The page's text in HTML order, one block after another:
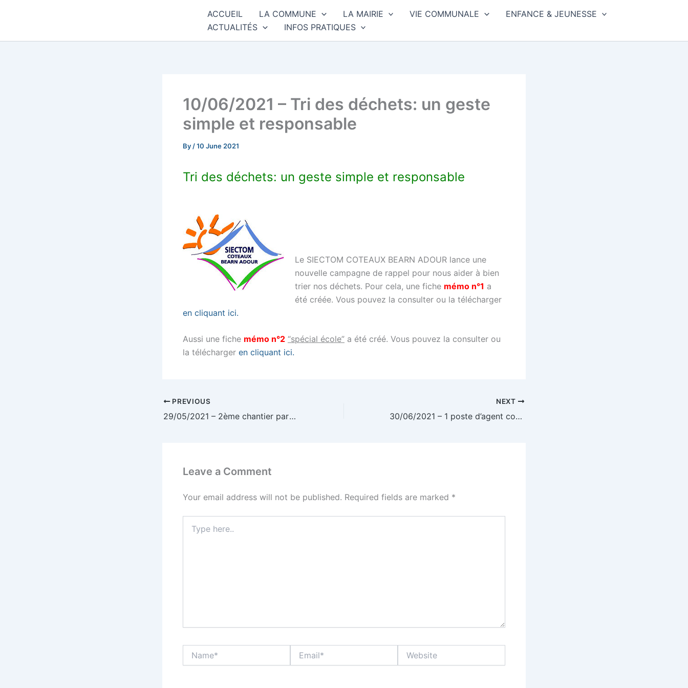
ACCUEIL LA COMMUNE LA MAIRIE VIE COMMUNALE
ENFANCE & JEUNESSE
ACTUALITÉS
INFOS PRATIQUES
10/06/2021 – Tri des déchets: un geste
simple et responsable
By /10 June 2021
Tri des déchets: un geste simple et responsable
Le SIECTOM COTEAUX BEARN ADOUR lance une
nouvelle campagne de rappel pour nous aider à bien
trier nos déchets. Pour cela, une fiche mémo n°1 a
été créée. Vous pouvez la consulter ou la télécharger
en cliquant ici.
Aussi une fiche mémo n°2 “spécial école” a été créé. Vous pouvez la consulter ou
la télécharger en cliquant ici.
PREVIOUS
29/05/2021 – 2ème chantier participatif – Fleurissement du village
NEXT
30/06/2021 – 1 poste d’agent communal à pourvoir
Leave a Comment
Your email address will not be published. Required fields are marked *
here..